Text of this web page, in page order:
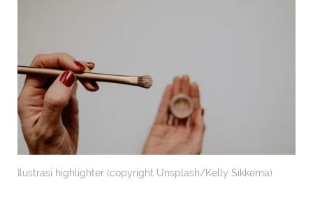
Ilustrasi highlighter (copyright Unsplash/Kelly Sikkema)